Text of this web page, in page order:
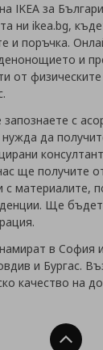
IKEA за
ни ikea.bg,
и поръчка.
и
от
с
да
ще получите
с материалите,
Ще
в София
и Бургас.
качество на